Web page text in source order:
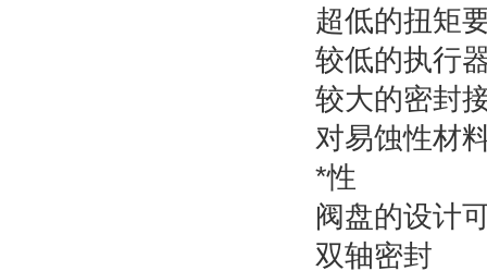
超低的扭矩
较低的执行
较大的密封
对易蚀性材
*性
阀盘的设计
双轴密封